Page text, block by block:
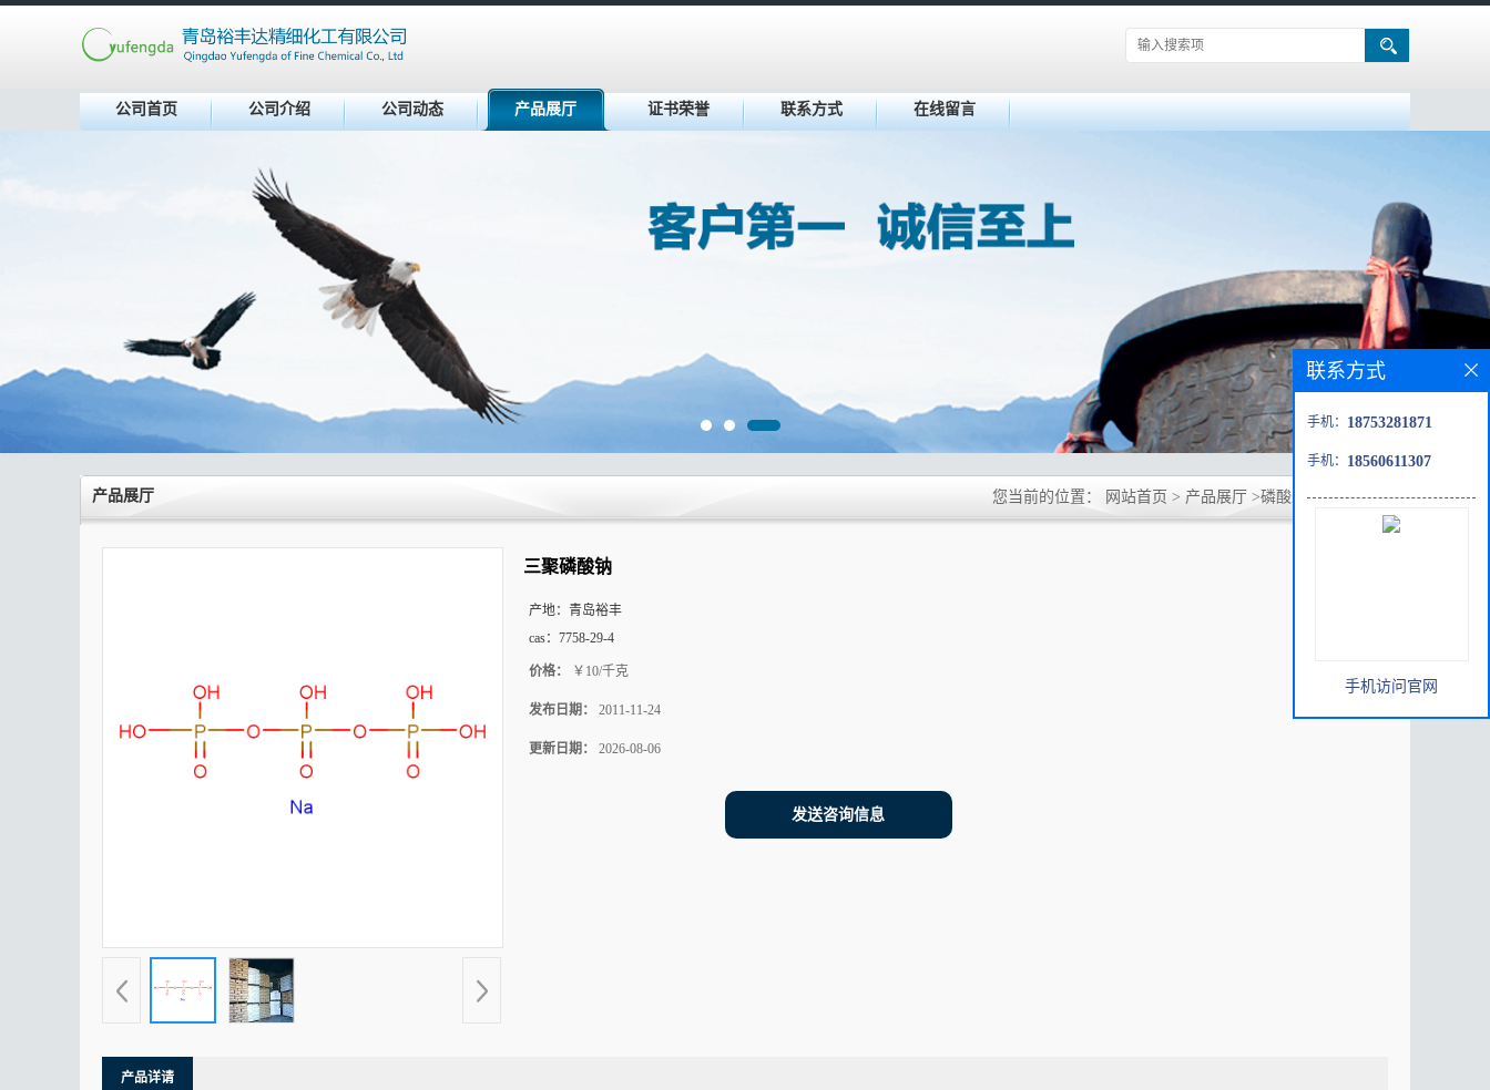
公司首页 公司介绍 公司动态 产品展厅 证书荣誉 联系方式 在线留言
产品展厅 您当前的位置： 网站首页 > 产品展厅 >磷酸盐 >三聚磷酸钠
三聚磷酸钠
产地： 青岛裕丰
cas： 7758-29-4
价格： ￥10/千克
发布日期： 2011-11-24
更新日期： 2026-08-06
发送咨询信息
产品详请
联系方式
手机： 18753281871
手机： 18560611307
手机访问官网